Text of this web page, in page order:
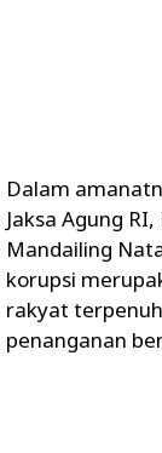
Dalam
Jaksa Agung
Mandailing
korupsi
rakyat
penanganan